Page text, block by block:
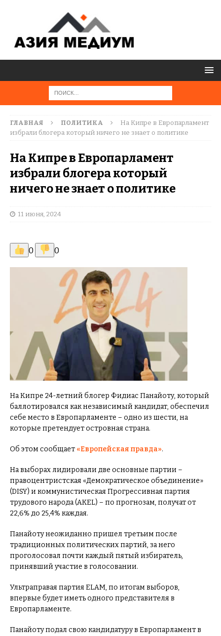
ГЛАВНАЯ ПОЛИТИКА
На Кипре в Европарламент
избрали блогера который ничего не знает о политике
На Кипре в Европарламент
избрали блогера который
ничего не знает о политике
11 июня, 2024
0 0
На Кипре 24-летний блогер Фидиас Панайоту, который
баллотировался как независимый кандидат, обеспечил
себе место в Европарламенте – одно из шести, на
которые претендует островная страна.
Об этом сообщает «Европейская правда».
На выборах лидировали две основные партии –
правоцентристская «Демократическое объединение»
(DISY) и коммунистическая Прогрессивная партия
трудового народа (AKEL) – по прогнозам, получат от
22,6% до 25,4% каждая.
Панайоту неожиданно пришел третьим после
традиционных политических партий, за него
проголосовал почти каждый пятый избиратель,
принявший участие в голосовании.
Ультраправая партия ELAM, по итогам выборов,
впервые будет иметь одного представителя в
Европарламенте.
Панайоту подал свою кандидатуру в Европарламент в